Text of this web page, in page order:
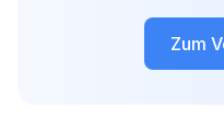
Zum